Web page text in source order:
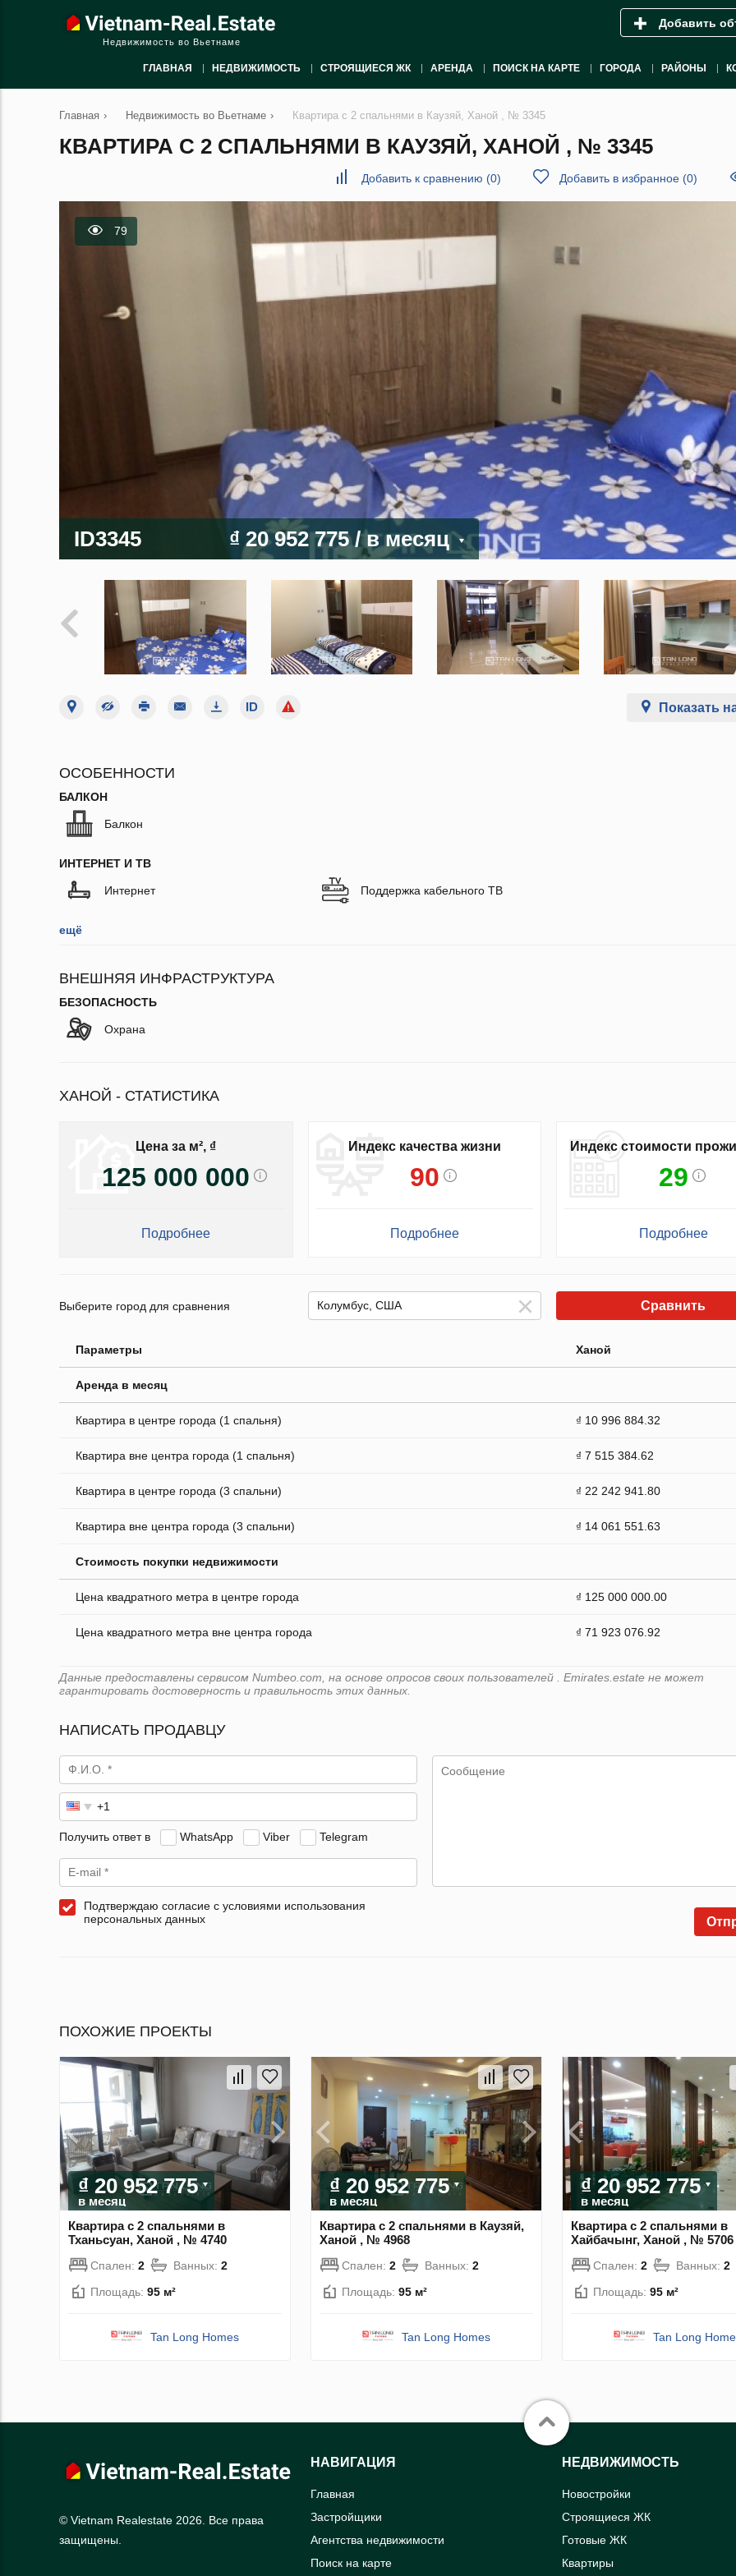
Недвижимость во Вьетнаме
Добавить
ГЛАВНАЯ НЕДВИЖИМОСТЬ СТРОЯЩИЕСЯ ЖК АРЕНДА ПОИСК НА КАРТЕ ГОРОДА РАЙОНЫ
Главная › Недвижимость во Вьетнаме › Квартира с 2 спальнями в Каузяй, Ханой , № 3345
КВАРТИРА С 2 СПАЛЬНЯМИ В КАУЗЯЙ, ХАНОЙ , № 3345
Добавить к сравнению (0) Добавить в избранное (0)
79
ID3345 ₫ 20 952 775/ в месяц
Показать
ОСОБЕННОСТИ
БАЛКОН
Балкон
ИНТЕРНЕТ И ТВ
Интернет Поддержка кабельного ТВ
ещё
ВНЕШНЯЯ ИНФРАСТРУКТУРА
БЕЗОПАСНОСТЬ
Охрана
ХАНОЙ - СТАТИСТИКА
Цена за м², ₫
125 000 000
Подробнее
Индекс качества жизни
90
Подробнее
Индекс стоимости
29
Подробнее
Выберите город для сравнения Сравнить
Параметры Ханой
Аренда в месяц
Квартира в центре города (1 спальня) ₫ 10 996 884.32
Квартира вне центра города (1 спальня) ₫ 7 515 384.62
Квартира в центре города (3 спальни) ₫ 22 242 941.80
Квартира вне центра города (3 спальни) ₫ 14 061 551.63
Стоимость покупки недвижимости
Цена квадратного метра в центре города ₫ 125 000 000.00
Цена квадратного метра вне центра города ₫ 71 923 076.92
Данные предоставлены сервисом Numbeo.com, на основе опросов своих пользователей . Emirates.estate не может
гарантировать достоверность и правильность этих данных.
НАПИСАТЬ ПРОДАВЦУ
Получить ответ в WhatsApp Viber Telegram
Подтверждаю согласие с условиями использования
персональных данных
ПОХОЖИЕ ПРОЕКТЫ
₫ 20 952 775
в месяц
Квартира с 2 спальнями в
Тханьсуан, Ханой , № 4740
Спален: 2 Ванных: 2
Площадь: 95 м²
Tan Long Homes
₫ 20 952 775
в месяц
Квартира с 2 спальнями в Каузяй,
Ханой , № 4968
Спален: 2 Ванных: 2
Площадь: 95 м²
Tan Long Homes
₫ 20 952 775
в месяц
Квартира с 2 спальнями в
Хайбачынг, Ханой , № 5706
Спален: 2 Ванных: 2
Площадь: 95 м²
Tan Long
© Vietnam Realestate 2026. Все права
защищены.
НАВИГАЦИЯ
Главная
Застройщики
Агентства недвижимости
Поиск на карте
НЕДВИЖИМОСТЬ
Новостройки
Строящиеся ЖК
Готовые ЖК
Квартиры